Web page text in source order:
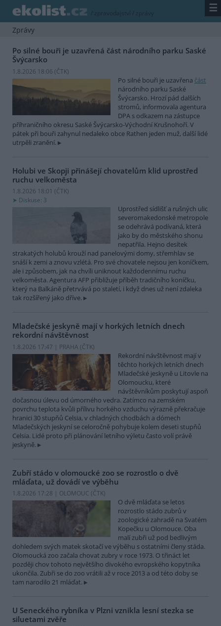
/ zpravodajství / zprávy ☰
Zprávy
Po silné bouři je uzavřená část národního parku Saské
Švýcarsko
1.8.2026 18:06 (ČTK)
Po silné bouři je uzavřena část
národního parku Saské
Švýcarsko. Hrozí pád dalších
stromů, informovala agentura
DPA s odkazem na zástupce
příhraničního okresu Saské Švýcarsko-Východní Krušnohoří. V
pátek při bouři zahynul nedaleko obce Rathen jeden muž, další lidé
utrpěli zranění.
Holubi ve Skopji přinášejí chovatelům klid uprostřed
ruchu velkoměsta
1.8.2026 18:01 (ČTK)
Diskuse: 3
Uprostřed sídlišť a rušných ulic
severomakedonské metropole
se odehrává podívaná, která
jako by do městského shonu
nepatřila. Hejno desítek
strakatých holubů krouží nad panelovými domy, střemhlav se
snáší k zemi a znovu vzlétá. Pro své chovatele nejsou jen koníčkem,
ale i způsobem, jak na chvíli uniknout každodennímu ruchu
velkoměsta. Agentura AFP přibližuje příběh tradičního koníčku,
který na Balkáně přetrvává po staletí, i když dnes už není zdaleka
tak rozšířený jako dříve.
Mladečské jeskyně mají v horkých letních dnech
rekordní návštěvnost
1.8.2026 17:47 | PRAHA (ČTK)
Rekordní návštěvnost mají v
těchto horkých letních dnech
Mladečské jeskyně u Litovle na
Olomoucku, které
návštěvníkům poskytují aspoň
dočasnou úlevu od úmorného vedra. Zatímco na zemském
povrchu teplota kvůli přílivu horkého vzduchu výrazně překračuje
hranici 30 stupňů Celsia, v chladných chodbách a dómech
Mladečských jeskyní se celoročně pohybuje kolem deseti stupňů
Celsia. Lidé proto při plánování letního výletu často volí právě
jeskyně.
Zubří stádo v olomoucké zoo se rozrostlo o dvě
mláďata, už dovádí ve výběhu
1.8.2026 17:28 | OLOMOUC (ČTK)
O dvě mláďata se letos
rozrostlo stádo zubrů v
zoologické zahradě na Svatém
Kopečku u Olomouce. Oba
malí zubři už pod bedlivým
dohledem svých matek skotačí ve výběhu s ostatními členy stáda.
Olomoucká zoo začala chovat zubry v roce 1973. O třináct let
později chov tohoto největšího divokého evropského kopytníka
ukončila. Zubři se do zoo vrátili až v roce 2013 a od této doby se
tam narodilo 21 mláďat.
U Seneckého rybníka v Plzni vznikla lesní stezka se
siluetami zvěře